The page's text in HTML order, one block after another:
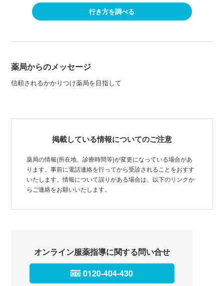
行き方を調べる
薬局からのメッセージ
信頼されるかかりつけ薬局を目指して
掲載している情報についてのご注意
薬局の情報(所在地、診療時間等)が変更になっている場合があ
ります。事前に電話連絡を行ってから受診されることをおすす
いたします。情報について誤りがある場合は、以下のリンクか
らご連絡をお願いいたします。
オンライン服薬指導に関する問い合せ
0120-404-430